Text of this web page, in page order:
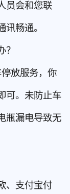
员会和您联
畅通。
放服务，你
可。未防止车
瓶漏电导致无
支付宝付